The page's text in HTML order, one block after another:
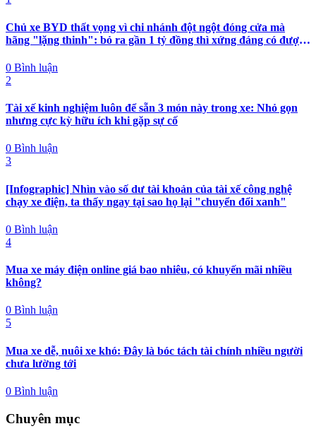
Chủ xe BYD thất vọng vì chi nhánh đột ngột đóng cửa mà
hãng "lặng thinh": bỏ ra gần 1 tỷ đồng thì xứng đáng có được
0 Bình luận
2
Tài xế kinh nghiệm luôn để sẵn 3 món này trong xe: Nhỏ gọn
nhưng cực kỳ hữu ích khi gặp sự cố
0 Bình luận
3
[Infographic] Nhìn vào số dư tài khoản của tài xế công nghệ
chạy xe điện, ta thấy ngay tại sao họ lại "chuyển đổi xanh"
0 Bình luận
4
Mua xe máy điện online giá bao nhiêu, có khuyến mãi nhiều
không?
0 Bình luận
5
Mua xe dễ, nuôi xe khó: Đây là bóc tách tài chính nhiều người
chưa lường tới
0 Bình luận
Chuyên mục